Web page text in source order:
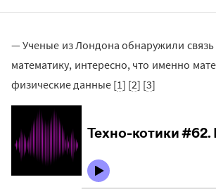
— Ученые из Лондона обнаружили связь
математику, интересно, что именно
физические данные [1] [2] [3]